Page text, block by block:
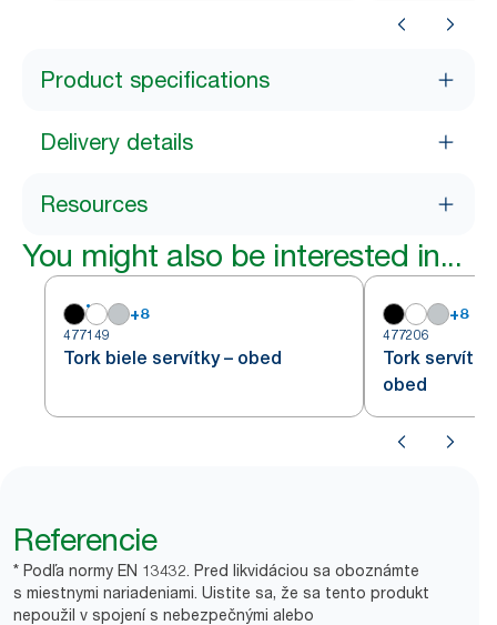
Product specifications
Delivery details
Resources
You might also be interested in...
+8
477149
Tork biele servítky – obed
+8
477206
Tork
obed
Referencie
* Podľa normy EN 13432. Pred likvidáciou sa oboznámte
s miestnymi nariadeniami. Uistite sa, že sa tento produkt
nepoužil v spojení s nebezpečnými alebo